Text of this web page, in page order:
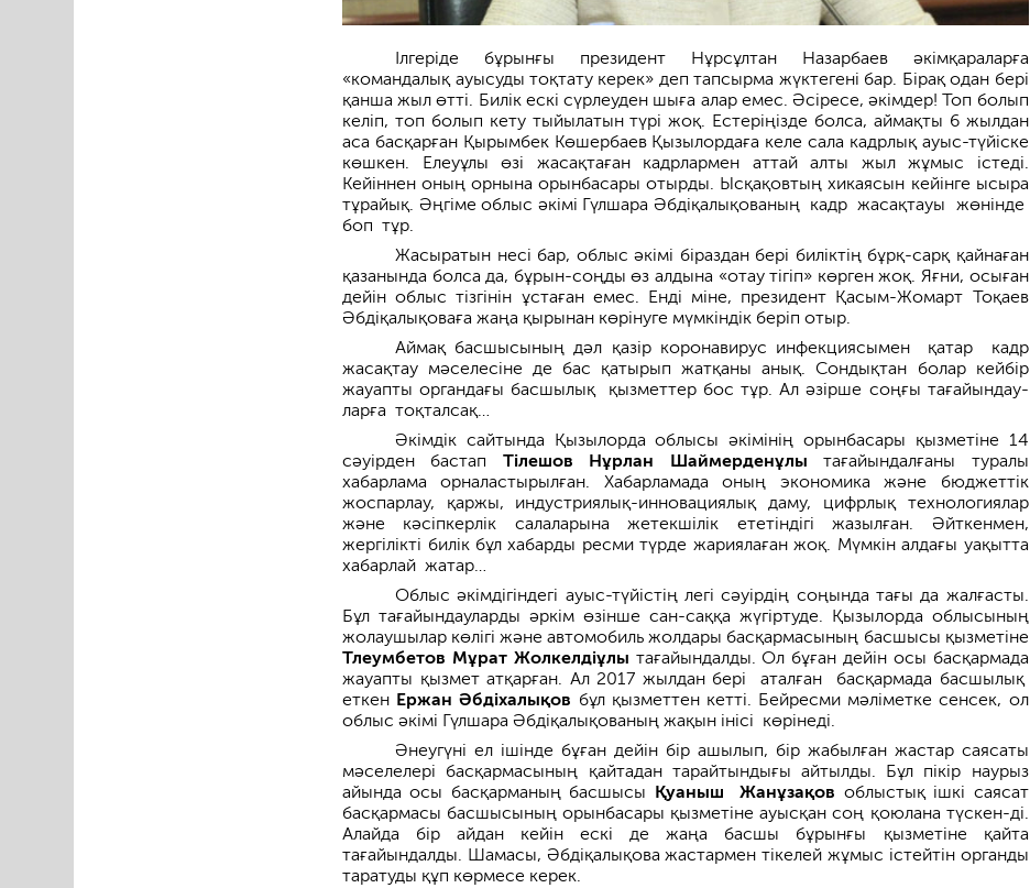
Ілгеріде бұрынғы президент Нұрсұлтан Назарбаев әкімқараларға
«командалық ауысуды тоқтату керек» деп тапсырма жүктегені бар. Бірақ одан бері
қанша жыл өтті. Билік ескі сүрлеуден шыға алар емес. Әсіресе, әкімдер! Топ болып
келіп, топ болып кету тыйылатын түрі жоқ. Естеріңізде­ болса, аймақты 6 жылдан
аса басқарғ­ан Қырымбек Көшербаев Қызылордаға келе сала кадрлық ауыс-түйіске
көшкен. Елеуұлы өзі жасақтаған кадрлармен аттай алты жыл жұмыс істеді.
Кейіннен оның орнына орынбасары отырды. Ысқақовтың хикаясын кейінге ысыра
тұрайық. Әңгіме облыс әкімі Гүлшара Әбді­қалықованың кадр жасақтауы жөнінде
боп тұр.
Жасыратын несі бар, облыс әкімі біраздан бері биліктің бұрқ-сарқ қайнаған
қазанында болса да, бұрын-соңды өз алдын­а «отау тігіп» көрген жоқ. Яғни, осыған
дейін облыс тізгі­нін ұстаған емес. Енді міне, президент Қасым-Жомарт Тоқаев
Әбдіқалықоваға жаңа қырынан көрінуге мүмкіндік беріп отыр.
Аймақ басшысының дәл қазір коронавирус инфекция­сымен қатар кадр
жасақтау мәселесіне де бас қатырып жат­қаны­ анық. Сондықтан болар кейбір
жауапты органдағы басшы­лық қызметтер бос тұр. Ал әзірше соңғы тағайындау­
ларға тоқталсақ…­
Әкімдік сайтында Қызылорда облысы әкімінің орынбасары қызметін­е 14
сәуірден бастап Тілешов­ Нұрлан Шаймерденұлытағайын­далғаны туралы
хабарлама орналастырылған. Хабарламада оның экономика және бюджеттік
жоспарлау, қаржы, индустриялық-иннова­ция­лық даму, цифрлық технологиялар
және кәсіпкерлік салаларына жетекш­ілік ететіндігі жазылған. Әйткенмен,
жергілікті билік бұл хабард­ы ресми түрде жариялаған жоқ. Мүмкін алдағы уақытта
хабарла­й жатар…
Облыс әкімдігіндегі ауыс-түйіс­тің легі сәуірдің соңында тағы да жалғасты.
Бұл тағайындауларды әркім өзінше сан-саққа жүгіртуде. Қызылорда облысының
жолаушылар көлігі және автомобиль жол­дары басқармасының басшысы қызметіне
Тлеумбетов Мұрат Жол­кел­діұлы тағайындалды. Ол бұған дейін осы басқармада
жауапты қызмет атқарған. Ал 2017 жылдан бері аталған басқармада басшылық
еткен Ержан Әбдіхалықов бұл қызметтен кетті. Бейресми мәлі­метке сенсек, ол
облыс әкімі Гүл­шара Әбдіқалықованың жақын інісі көрінеді.
Әнеугүні ел ішінде бұған дейін бір ашылып, бір жабылған жастар саясаты
мәселелері басқармасының қайтадан тарайтындығы айтыл­ды. Бұл пікір наурыз
айында осы басқарманың басшысы Қуаныш Жанұзақов облыстық ішкі саясат
басқармасы басшысының орынбасары қызметіне ауысқан соң қоюлана түскен-ді.
Алайда бір айдан кейін ескі де жаңа басшы бұрынғы қызметіне қайта
тағайындалды. Шамасы, Әбдіқалықова жастарм­ен тікелей жұмыс істейтін органды
таратуды құп көрмесе керек.­